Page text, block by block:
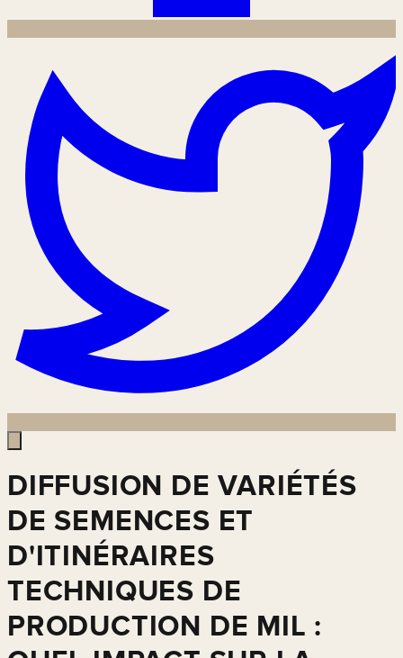
DIFFUSION DE VARIÉTÉS
DE SEMENCES ET
D'ITINÉRAIRES
TECHNIQUES DE
PRODUCTION DE MIL :